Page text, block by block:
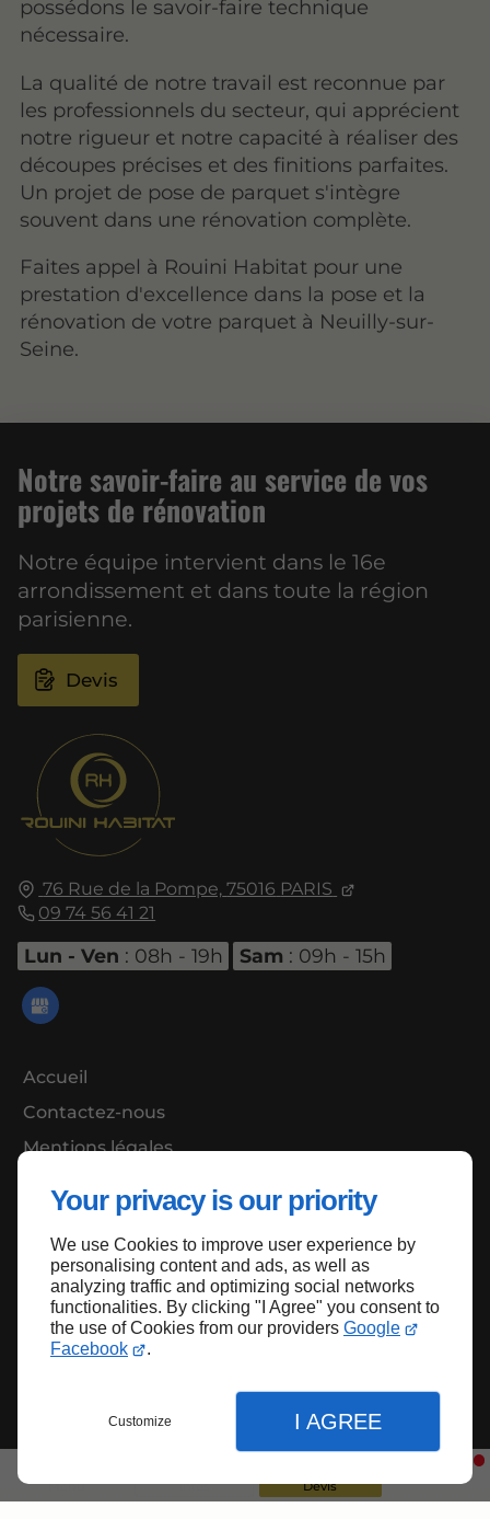
Your privacy is our priority
We use Cookies to improve user experience by
personalising content and ads, as well as
analyzing traffic and optimizing social networks
functionalities. By clicking "I Agree" you consent to
the use of Cookies from our providers Google
Facebook
.
Customize I AGREE
Menu Infos Devis
possédons le savoir-faire technique
nécessaire.
La qualité de notre travail est reconnue par
les professionnels du secteur, qui apprécient
notre rigueur et notre capacité à réaliser des
découpes précises et des finitions parfaites.
Un projet de pose de parquet s'intègre
souvent dans une rénovation complète.
Faites appel à Rouini Habitat pour une
prestation d'excellence dans la pose et la
rénovation de votre parquet à Neuilly-sur-
Seine.
76 Rue de la Pompe, 75016 PARIS
09 74 56 41 21
Lun - Ven : 08h - 19h Sam : 09h - 15h
Accueil
Contactez-nous
Mentions légales
Notre savoir-faire au service de vos
projets de rénovation
Notre équipe intervient dans le 16e
arrondissement et dans toute la région
parisienne.
Devis
Haut de page